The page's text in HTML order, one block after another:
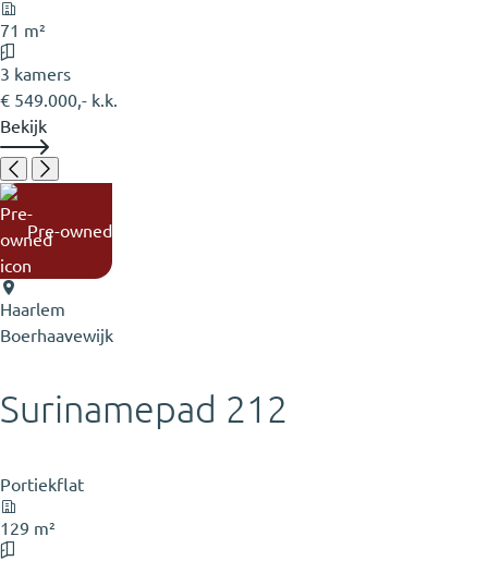
71 m²
3 kamers
€ 549.000,- k.k.
Bekijk
Pre-owned
Haarlem
Boerhaavewijk
Surinamepad 212
Portiekflat
129 m²